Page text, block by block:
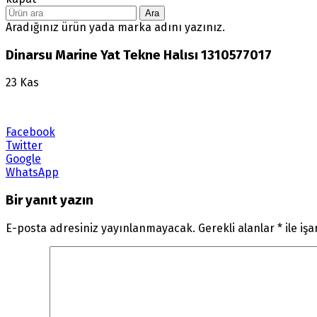
Ara
Aradığınız ürün yada marka adını yazınız.
Dinarsu Marine Yat Tekne Halısı 1310577017
23 Kas
Facebook
Twitter
Google
WhatsApp
Bir yanıt yazın
E-posta adresiniz yayınlanmayacak. Gerekli alanlar * ile